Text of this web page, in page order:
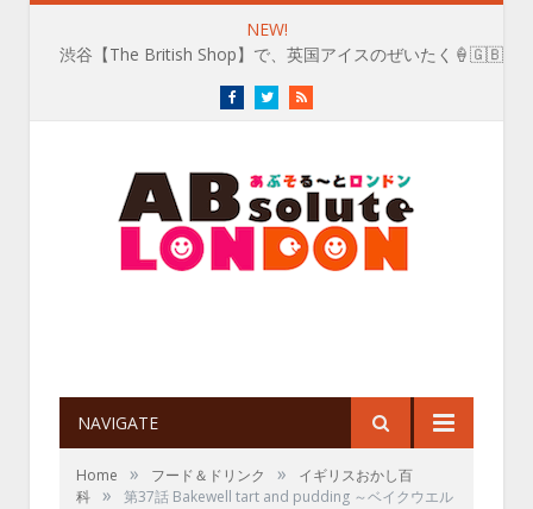
NEW!
渋谷【The British Shop】で、英国アイスのぜいたく🍦🇬🇧
FacebookTwitterRSS
NAVIGATE
Home » フード＆ドリンク »
イギリスおかし百
科 »
第37話 Bakewell tart and pudding ～ベイクウエル